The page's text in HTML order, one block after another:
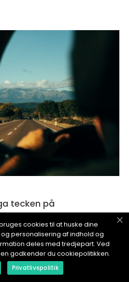
tecken på
cookies til at huske dine
personalisering af indhold og
deles med tredjepart. Ved
godkender du cookiepolitikken.
Privatlivspolitik